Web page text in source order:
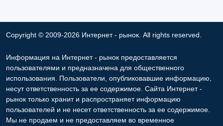
Copyright © 2009-2026 Интернет - рынок. All rights reserved.
Информация на Интернет - рынок предоставляется
пользователями и предназначена для общественного
использования. Пользователи, опубликовавшие информацию,
несут ответственность за ее содержимое. Сайта Интернет -
рынок только хранит и распространяет информацию
пользователей и не несет ответственность за ее содержимое.
Мы не продаем и не предоставляем во временное